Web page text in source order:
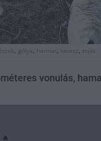
, gólya, harmat, tavasz, tojás
vonulás,